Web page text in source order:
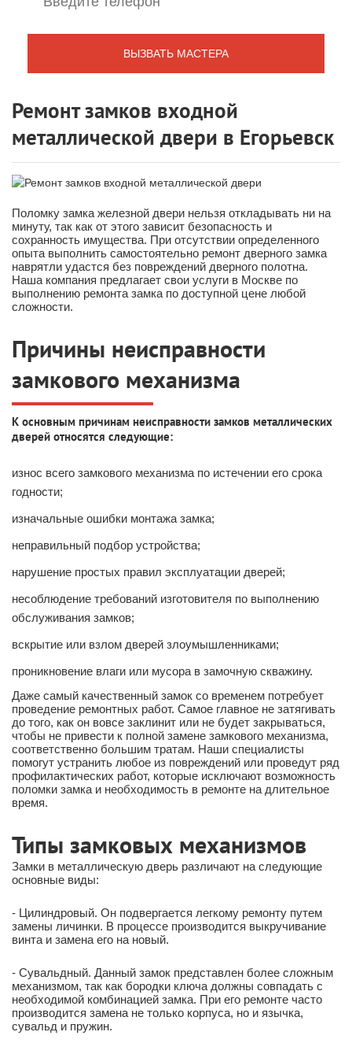
Ремонт замков входной
металлической двери в Егорьевск
Поломку замка железной двери нельзя откладывать ни на
минуту, так как от этого зависит безопасность и
сохранность имущества. При отсутствии определенного
опыта выполнить самостоятельно ремонт дверного замка
наврятли удастся без повреждений дверного полотна.
Наша компания предлагает свои услуги в Москве по
выполнению ремонта замка по доступной цене любой
сложности.
Причины неисправности
замкового механизма
К основным причинам неисправности замков металлических
дверей относятся следующие:
износ всего замкового механизма по истечении его срока
годности;
изначальные ошибки монтажа замка;
неправильный подбор устройства;
нарушение простых правил эксплуатации дверей;
несоблюдение требований изготовителя по выполнению
обслуживания замков;
вскрытие или взлом дверей злоумышленниками;
проникновение влаги или мусора в замочную скважину.
Даже самый качественный замок со временем потребует
проведение ремонтных работ. Самое главное не затягивать
до того, как он вовсе заклинит или не будет закрываться,
чтобы не привести к полной замене замкового механизма,
соответственно большим тратам. Наши специалисты
помогут устранить любое из повреждений или проведут ряд
профилактических работ, которые исключают возможность
поломки замка и необходимость в ремонте на длительное
время.
Типы замковых механизмов
Замки в металлическую дверь различают на следующие
основные виды:
- Цилиндровый. Он подвергается легкому ремонту путем
замены личинки. В процессе производится выкручивание
винта и замена его на новый.
- Сувальдный. Данный замок представлен более сложным
механизмом, так как бородки ключа должны совпадать с
необходимой комбинацией замка. При его ремонте часто
производится замена не только корпуса, но и язычка,
сувальд и пружин.